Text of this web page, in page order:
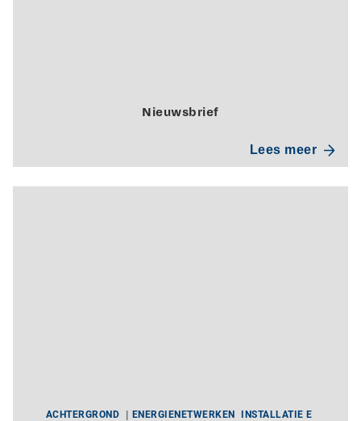
Nieuwsbrief
Lees meer
ACHTERGROND ENERGIENETWERKEN INSTALLATIE E